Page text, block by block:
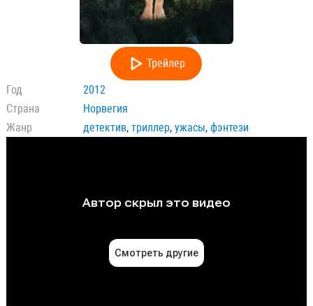
Трейлер
Год
2012
Страна
Норвегия
Жанр
детектив, триллер, ужасы, фэнтези